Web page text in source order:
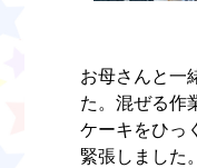
お母さんと一
た。混ぜる作
ケーキをひっ
緊張しました